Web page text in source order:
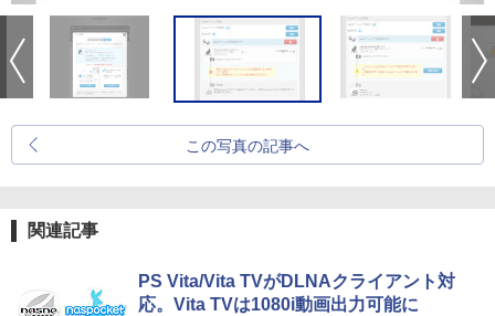
この写真の記事へ
関連記事
PS Vita/Vita TVがDLNAクライアント対
応。Vita TVは1080i動画出力可能に